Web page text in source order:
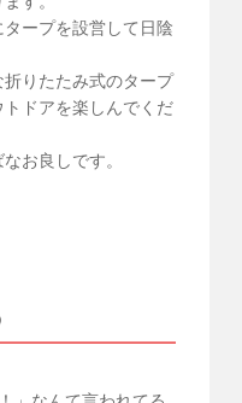
ープを設営して日陰
りたたみ式のタープ
ドアを楽しんでくだ
お良しです。